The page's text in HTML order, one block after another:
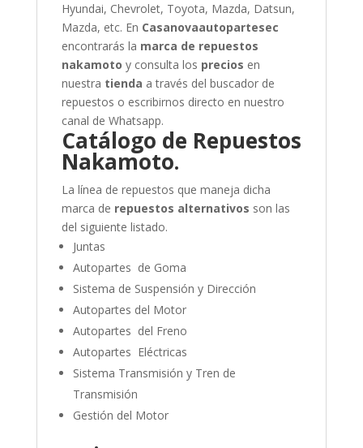
Hyundai, Chevrolet, Toyota, Mazda, Datsun,
Mazda, etc. En Casanovaautopartesec
encontrarás la marca de repuestos
nakamoto y consulta los precios en
nuestra tienda a través del buscador de
repuestos o escribirnos directo en nuestro
canal de Whatsapp.
Catálogo de Repuestos
Nakamoto.
La línea de repuestos que maneja dicha
marca de repuestos alternativos son las
del siguiente listado.
Juntas
Autopartes de Goma
Sistema de Suspensión y Dirección
Autopartes del Motor
Autopartes del Freno
Autopartes Eléctricas
Sistema Transmisión y Tren de
Transmisión
Gestión del Motor